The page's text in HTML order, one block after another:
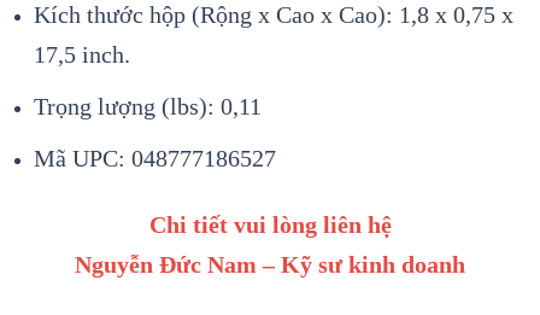
Kích thước hộp (Rộng x Cao x Cao): 1,8 x 0,75 x
17,5 inch.
Trọng lượng (lbs): 0,11
Mã UPC: 048777186527
Chi tiết vui lòng liên hệ
Nguyễn Đức Nam – Kỹ sư kinh doanh